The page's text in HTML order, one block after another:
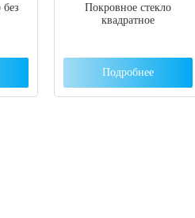
Покровное стекло
квадратное
Подробнее